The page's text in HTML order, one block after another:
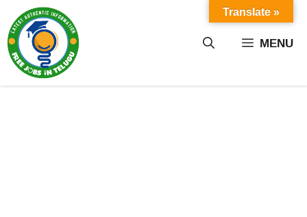
content MENU
Translate »